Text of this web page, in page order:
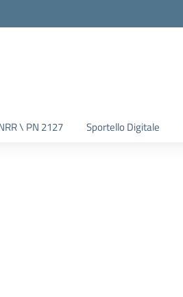
\ PN 2127 Sportello Digitale